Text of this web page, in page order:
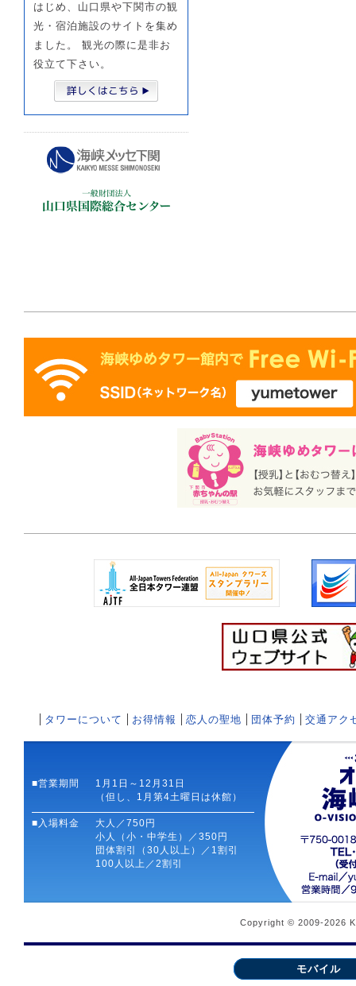
はじめ、山口県や下関市の観
光・宿泊施設のサイトを集め
ました。 観光の際に是非お
役立て下さい。
タワーについて お得情報 恋人の聖地 団体予約 交通アク
■営業期間
1月1日～12月31日
（但し、1月第4土曜日は休館）
■入場料金
大人／750円
小人（小・中学生）／350円
団体割引（30人以上）／1割引
100人以上／2割引
Copyright © 2009-2026
モバイル